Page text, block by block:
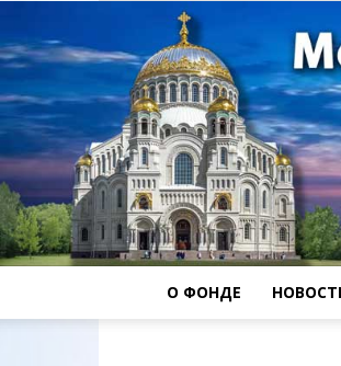
О ФОНДЕ